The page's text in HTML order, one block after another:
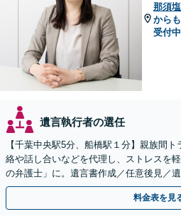
那須
から
受付中
遺言執行者の選任
【千葉中央駅5分、船橋駅１分】親族間
絡や話し合いなどを代理し、ストレスを
の弁護士」に。遺言書作成／任意後見／
気軽にご相談ください！【初回来所相談
料金表を見